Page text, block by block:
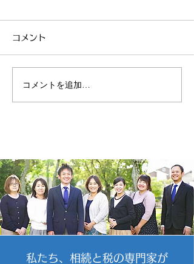
コメント
コメントを追加…
私たち、相続と税の専門家が